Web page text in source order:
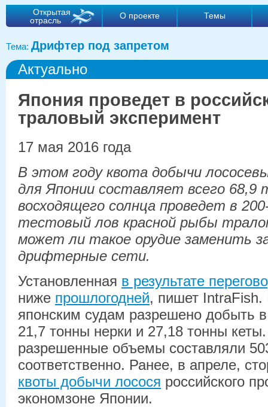
Открытая
отрасль
О проекте Темы
Тема: Дрифтер под запретом
Актуально
Япония проведет в
траловый эксперимент
17 мая 2016 года
В этом году квота добычи
для Японии составляет всего
восходящего солнца проведет в
тестовый лов красной рыбы
может ли такое орудие заменить
дрифтерные сети.
Установленная в результате
ниже прошлогодней, пишет IntraFish.
японским судам разрешено добыть
21,7 тонны нерки и 27,18 тонны
разрешенные объемы составляли
соответственно. Ранее, в апреле,
квоты добычи лосося российского
экономзоне Японии.